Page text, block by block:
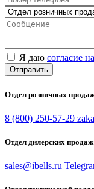
Я даю согласие
Отправить
Отдел розничных
8 (800) 250-57-29
Отдел дилерских продаж
sales@ibells.ru